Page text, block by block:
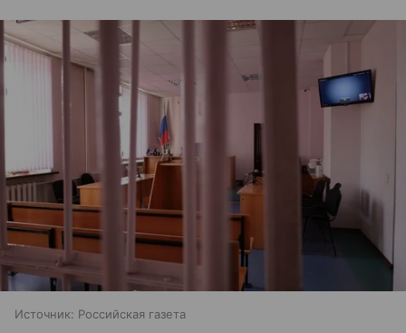
Источник: Российская газета